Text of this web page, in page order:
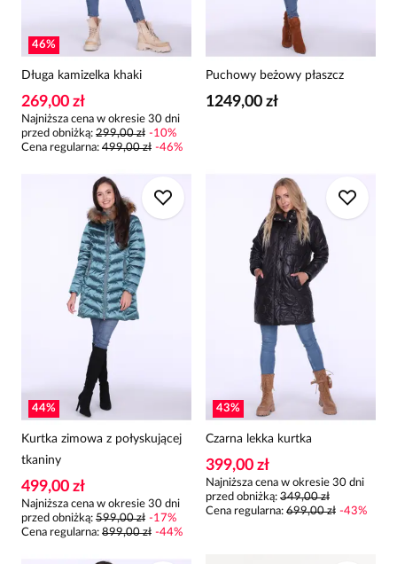
46%
Długa kamizelka khaki
269,00 zł
Najniższa cena w okresie 30 dni
przed obniżką: 299,00 zł -10%
Cena regularna: 499,00 zł -46%
Puchowy beżowy płaszcz
1249,00 zł
44%
Kurtka zimowa z połyskującej
tkaniny
499,00 zł
Najniższa cena w okresie 30 dni
przed obniżką: 599,00 zł -17%
Cena regularna: 899,00 zł -44%
43%
Czarna lekka kurtka
399,00 zł
Najniższa cena w okresie 30 dni
przed obniżką: 349,00 zł
Cena regularna: 699,00 zł -43%